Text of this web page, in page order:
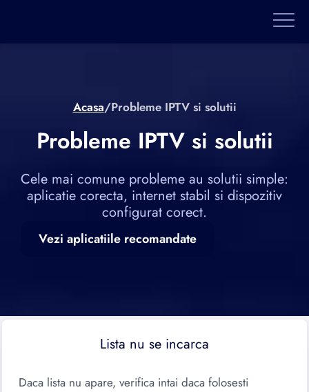
Acasa/Probleme IPTV si solutii
Probleme IPTV si solutii
Cele mai comune probleme au solutii simple:
aplicatie corecta, internet stabil si dispozitiv
configurat corect.
Vezi aplicatiile recomandate
Lista nu se incarca
Daca lista nu apare, verifica intai daca folosesti